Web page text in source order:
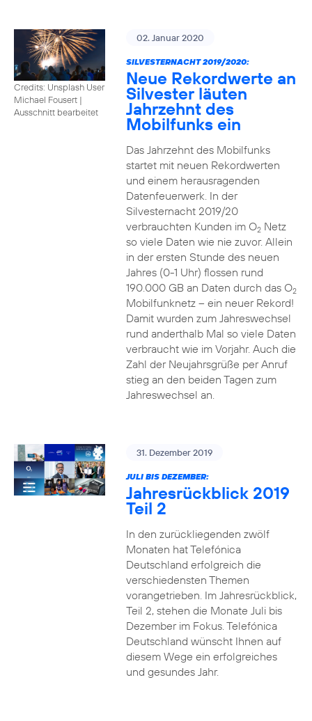
Credits: Unsplash User
Michael Fousert |
Ausschnitt bearbeitet
02. Januar 2020
SILVESTERNACHT 2019/2020:
Neue Rekordwerte an
Silvester läuten
Jahrzehnt des
Mobilfunks ein
Das Jahrzehnt des Mobilfunks
startet mit neuen Rekordwerten
und einem herausragenden
Datenfeuerwerk. In der
Silvesternacht 2019/20
verbrauchten Kunden im O2Netz
so viele Daten wie nie zuvor. Allein
in der ersten Stunde des neuen
Jahres (0-1 Uhr) flossen rund
190.000 GB an Daten durch das O2
Mobilfunknetz – ein neuer Rekord!
Damit wurden zum Jahreswechsel
rund anderthalb Mal so viele Daten
verbraucht wie im Vorjahr. Auch die
Zahl der Neujahrsgrüße per Anruf
stieg an den beiden Tagen zum
Jahreswechsel an.
31. Dezember 2019
JULI BIS DEZEMBER:
Jahresrückblick 2019
Teil 2
In den zurückliegenden zwölf
Monaten hat Telefónica
Deutschland erfolgreich die
verschiedensten Themen
vorangetrieben. Im Jahresrückblick,
Teil 2, stehen die Monate Juli bis
Dezember im Fokus. Telefónica
Deutschland wünscht Ihnen auf
diesem Wege ein erfolgreiches
und gesundes Jahr.